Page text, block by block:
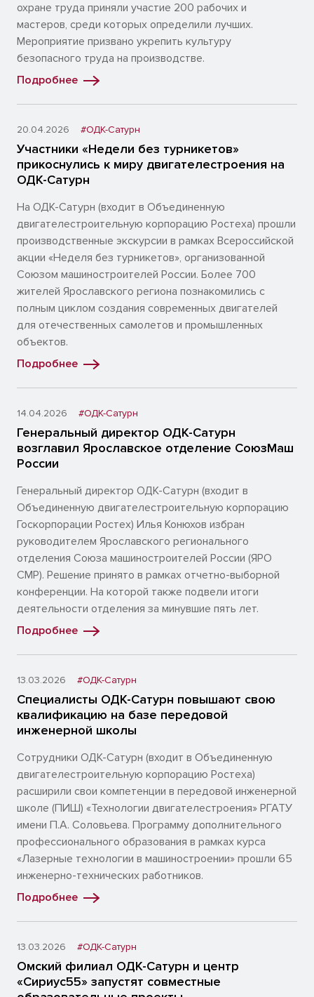
охране труда приняли участие 200 рабочих и
мастеров, среди которых определили лучших.
Мероприятие призвано укрепить культуру
безопасного труда на производстве.
Подробнее
20.04.2026 #ОДК-Сатурн
Участники «Недели без турникетов»
прикоснулись к миру двигателестроения на
ОДК-Сатурн
На ОДК-Сатурн (входит в Объединенную
двигателестроительную корпорацию Ростеха) прошли
производственные экскурсии в рамках Всероссийской
акции «Неделя без турникетов», организованной
Союзом машиностроителей России. Более 700
жителей Ярославского региона познакомились с
полным циклом создания современных двигателей
для отечественных самолетов и промышленных
объектов.
Подробнее
14.04.2026 #ОДК-Сатурн
Генеральный директор ОДК-Сатурн
возглавил Ярославское отделение СоюзМаш
России
Генеральный директор ОДК-Сатурн (входит в
Объединенную двигателестроительную корпорацию
Госкорпорации Ростех) Илья Конюхов избран
руководителем Ярославского регионального
отделения Союза машиностроителей России (ЯРО
СМР). Решение принято в рамках отчетно-выборной
конференции. На которой также подвели итоги
деятельности отделения за минувшие пять лет.
Подробнее
13.03.2026 #ОДК-Сатурн
Специалисты ОДК-Сатурн повышают свою
квалификацию на базе передовой
инженерной школы
Сотрудники ОДК-Сатурн (входит в Объединенную
двигателестроительную корпорацию Ростеха)
расширили свои компетенции в передовой инженерной
школе (ПИШ) «Технологии двигателестроения» РГАТУ
имени П.А. Соловьева. Программу дополнительного
профессионального образования в рамках курса
«Лазерные технологии в машиностроении» прошли 65
инженерно-технических работников.
Подробнее
13.03.2026 #ОДК-Сатурн
Омский филиал ОДК-Сатурн и центр
«Сириус55» запустят совместные